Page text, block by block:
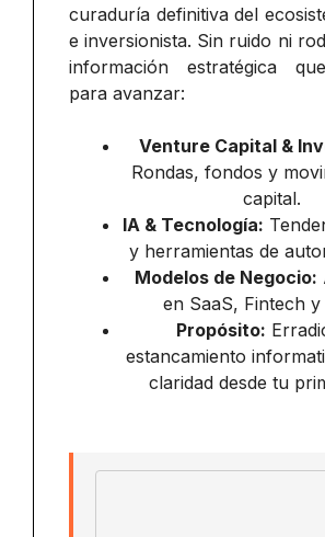
curaduría definitiva del
e inversionista. Sin ruido ni
información estratégica
para avanzar:
Venture Capital &
Rondas, fondos y
capital.
IA & Tecnología:
y herramientas de
Modelos de Negocio:
en SaaS, Fintech y
Propósito:
estancamiento
claridad desde tu